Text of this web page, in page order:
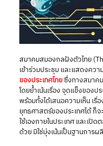
สมาคมสมองกลฝังตัวไทย
เข้าร่วมประชุม และแสดงคว
ของประเทศไทย ซึ่งทางสมาค
โดยย้ำเน้นเรื่อง จุดแข็งของ
พร้อมทั้งได้เสนอความเห็น เรื่
ยุทธศาสตร์ของประเทศได้ ก็
ใช้เองภายในประเทศ และเปิ
ด้วย มิใช่มุ่งเน้นเป็นฐานการ